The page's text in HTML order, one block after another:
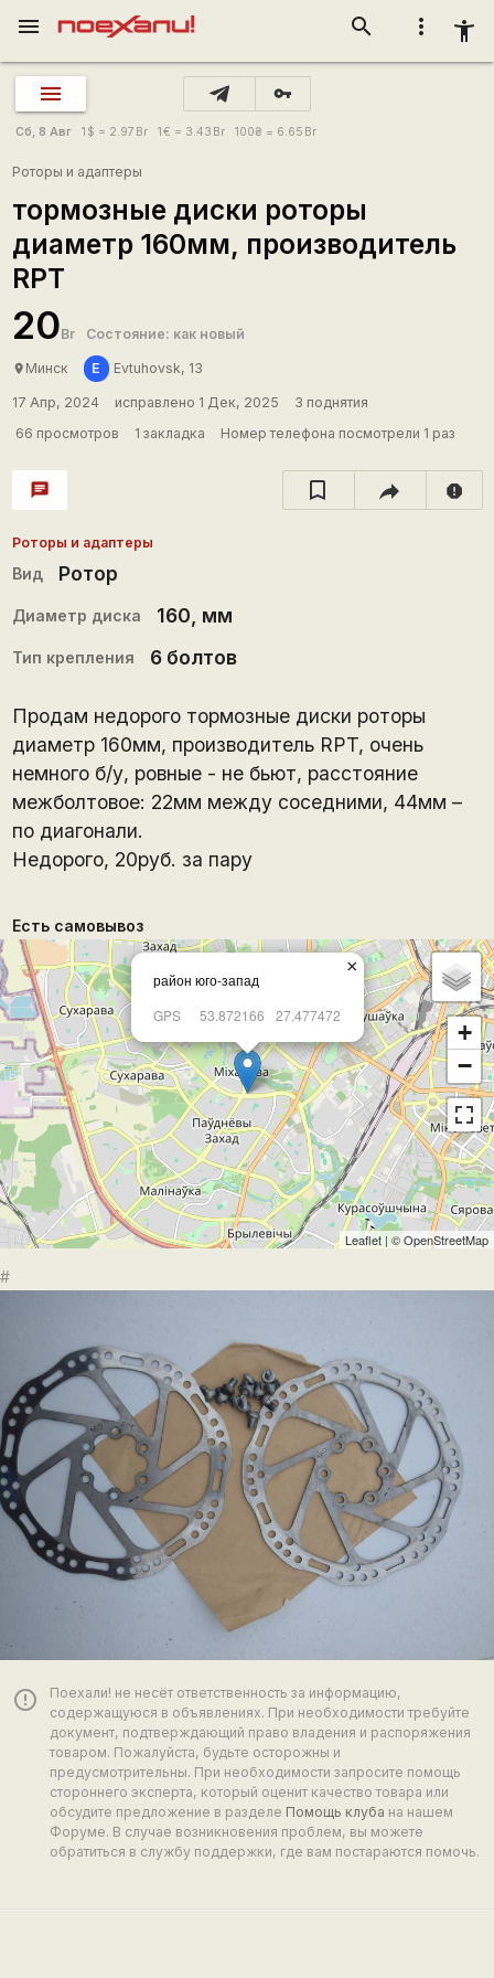
more_vert accessibility_new
search
menu
vpn_key
Сб, 8 Авг 1 $ = 2.97 Br 1€ = 3.43 Br 100₴ = 6.65 Br
Роторы и адаптеры
тормозные диски роторы
диаметр 160мм, производитель
RPT
20Br Состояние: как новый
place Минск E Evtuhovsk, 13
17 Апр, 2024 исправлено 1 Дек, 2025
3 поднятия
66 просмотров
1 закладка Номер телефона посмотрели 1 раз
chat report
Роторы и адаптеры
Вид Ротор
Диаметр диска 160 , мм
Тип крепления 6 болтов
Продам недорого тормозные диски роторы
диаметр 160мм, производитель RPT, очень
немного б/у, ровные - не бьют, расстояние
межболтовое: 22мм между соседними, 44мм –
по диагонали.
Недорого, 20руб. за пару
Есть самовывоз
район юго-запад
GPS
53.872166 27.477472
×
+
−
Leaflet | ©OpenStreetMap
#
error_outline
Поехали! не несёт ответственность за информацию,
содержащуюся в объявлениях. При необходимости требуйте
документ, подтверждающий право владения и распоряжения
товаром. Пожалуйста, будьте осторожны и
предусмотрительны. При необходимости запросите помощь
стороннего эксперта, который оценит качество товара или
обсудите предложение в разделе Помощь клуба на нашем
Форуме. В случае возникновения проблем, вы можете
обратиться в службу поддержки, где вам постараются помочь.